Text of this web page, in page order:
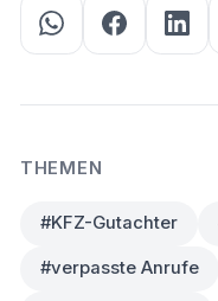
THEMEN
#KFZ-Gutachter
#verpasste Anrufe